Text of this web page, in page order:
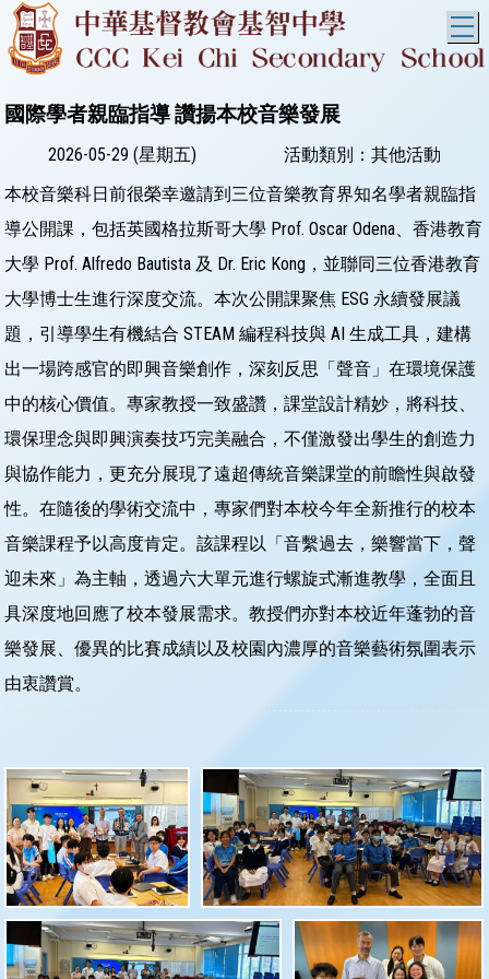
國際學者親臨指導 讚揚本校音樂發展
2026-05-29 (星期五)
活動類別：其他活動
本校音樂科日前很榮幸邀請到三位音樂教育界知名學者親臨指
導公開課，包括英國格拉斯哥大學 Prof. Oscar Odena、香港教育
大學 Prof. Alfredo Bautista 及 Dr. Eric Kong，並聯同三位香港教育
大學博士生進行深度交流。 ​本次公開課聚焦 ESG 永續發展議
題，引導學生有機結合 STEAM 編程科技與 AI 生成工具，建構
出一場跨感官的即興音樂創作，深刻反思「聲音」在環境保護
中的核心價值。專家教授一致盛讚，課堂設計精妙，將科技、
環保理念與即興演奏技巧完美融合，不僅激發出學生的創造力
與協作能力，更充分展現了遠超傳統音樂課堂的前瞻性與啟發
性。 ​在隨後的學術交流中，專家們對本校今年全新推行的校本
音樂課程予以高度肯定。該課程以「音繫過去，樂響當下，聲
迎未來」為主軸，透過六大單元進行螺旋式漸進教學，全面且
具深度地回應了校本發展需求。教授們亦對本校近年蓬勃的音
樂發展、優異的比賽成績以及校園內濃厚的音樂藝術氛圍表示
由衷讚賞。